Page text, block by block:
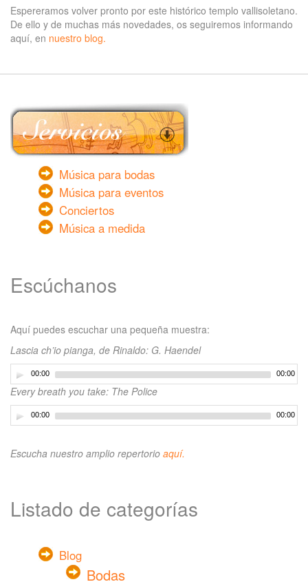
Espereramos volver pronto por este histórico templo vallisoletano.
De ello y de muchas más novedades, os seguiremos informando
aquí, en nuestro blog.
Música para bodas
Música para eventos
Conciertos
Música a medida
Escúchanos
Aquí puedes escuchar una pequeña muestra:
Lascia ch’io pianga, de Rinaldo: G. Haendel
00:00 00:00
Every breath you take: The Police
00:00 00:00
Escucha nuestro amplio repertorio aquí.
Listado de categorías
Blog
Bodas